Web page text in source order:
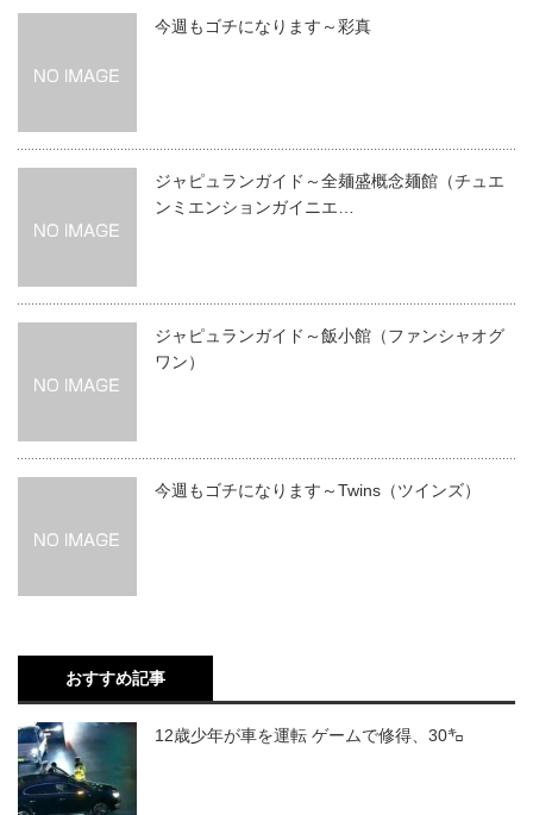
今週もゴチになります～彩真
ジャピュランガイド～全麺盛概念麺館（チュエ
ンミエンションガイニエ…
ジャピュランガイド～飯小館（ファンシャオグ
ワン）
今週もゴチになります～Twins（ツインズ）
おすすめ記事
12歳少年が車を運転 ゲームで修得、30㌔